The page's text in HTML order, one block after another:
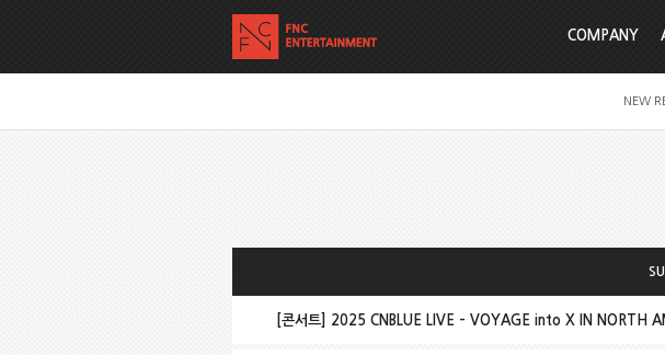
COMPANY
NEW
[콘서트] 2025 CNBLUE LIVE – VOYAGE into X IN NORTH